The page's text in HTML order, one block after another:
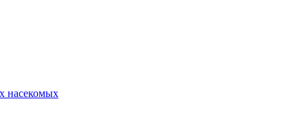
насекомых